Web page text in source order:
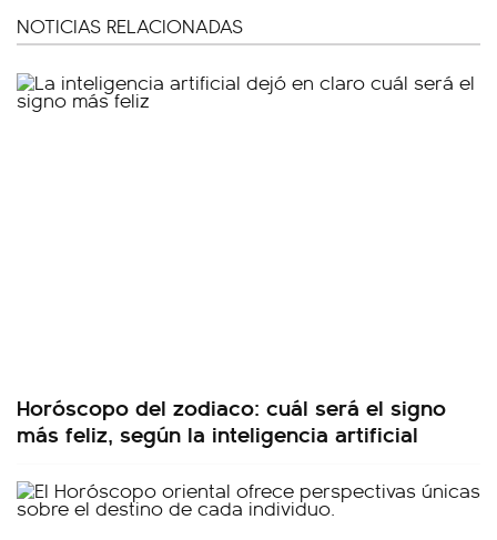
NOTICIAS RELACIONADAS
Horóscopo del zodiaco: cuál será el signo
más feliz, según la inteligencia artificial